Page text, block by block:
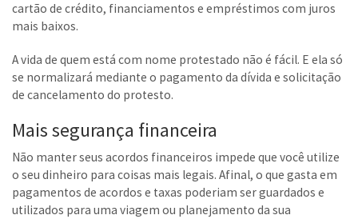
cartão de crédito, financiamentos e empréstimos com juros
mais baixos.
A vida de quem está com nome protestado não é fácil. E ela só
se normalizará mediante o pagamento da dívida e solicitação
de cancelamento do protesto.
Mais segurança financeira
Não manter seus acordos financeiros impede que você utilize
o seu dinheiro para coisas mais legais. Afinal, o que gasta em
pagamentos de acordos e taxas poderiam ser guardados e
utilizados para uma viagem ou planejamento da sua